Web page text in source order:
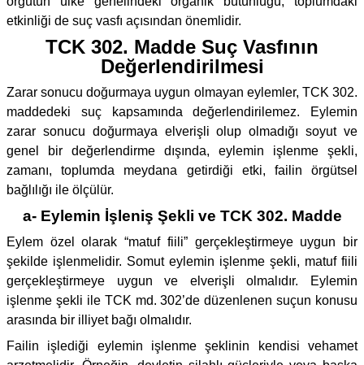
etkinliği de suç vasfı açısından önemlidir.
TCK 302. Madde Suç Vasfının
Değerlendirilmesi
Zarar sonucu doğurmaya uygun olmayan eylemler, TCK 302.
maddedeki suç kapsamında değerlendirilemez. Eylemin
zarar sonucu doğurmaya elverişli olup olmadığı soyut ve
genel bir değerlendirme dışında, eylemin işlenme şekli,
zamanı, toplumda meydana getirdiği etki, failin örgütsel
bağlılığı ile ölçülür.
a- Eylemin İşleniş Şekli ve TCK 302. Madde
Eylem özel olarak “matuf fiili” gerçekleştirmeye uygun bir
şekilde işlenmelidir. Somut eylemin işlenme şekli, matuf fiili
gerçekleştirmeye uygun ve elverişli olmalıdır. Eylemin
işlenme şekli ile TCK md. 302’de düzenlenen suçun konusu
arasında bir illiyet bağı olmalıdır.
Failin işlediği eylemin işlenme şeklinin kendisi vehamet